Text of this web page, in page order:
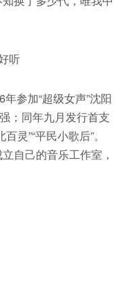
听
参加“超级女声”沈阳
；同年九月发行首支
灵”“平民小歌后”。
自己的音乐工作室，